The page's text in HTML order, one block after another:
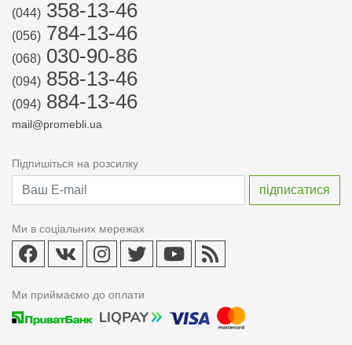
(044) 358-13-46
(056) 784-13-46
(068) 030-90-86
(094) 858-13-46
(094) 884-13-46
mail@promebli.ua
Підпишіться на розсилку
Ми в соціальних мережах
Ми приймаємо до оплати